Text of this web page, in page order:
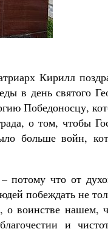
Кирилл
в день святого
Победоносцу,
о том, чтобы
больше войн,
потому что от
побеждать не
о воинстве нашем,
и
Георгий
Роман Котов